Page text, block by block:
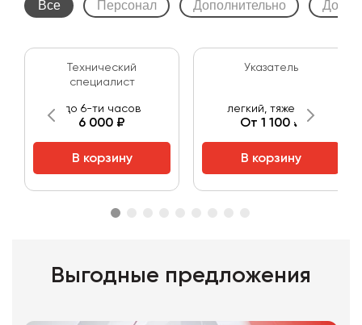
Все Персонал Дополнительно
Технический
специалист
до 6-ти часов
6 000 ₽
В корзину
Указатель
легкий, тяжелый
От 1 100 ₽
В корзину
Выгодные предложения